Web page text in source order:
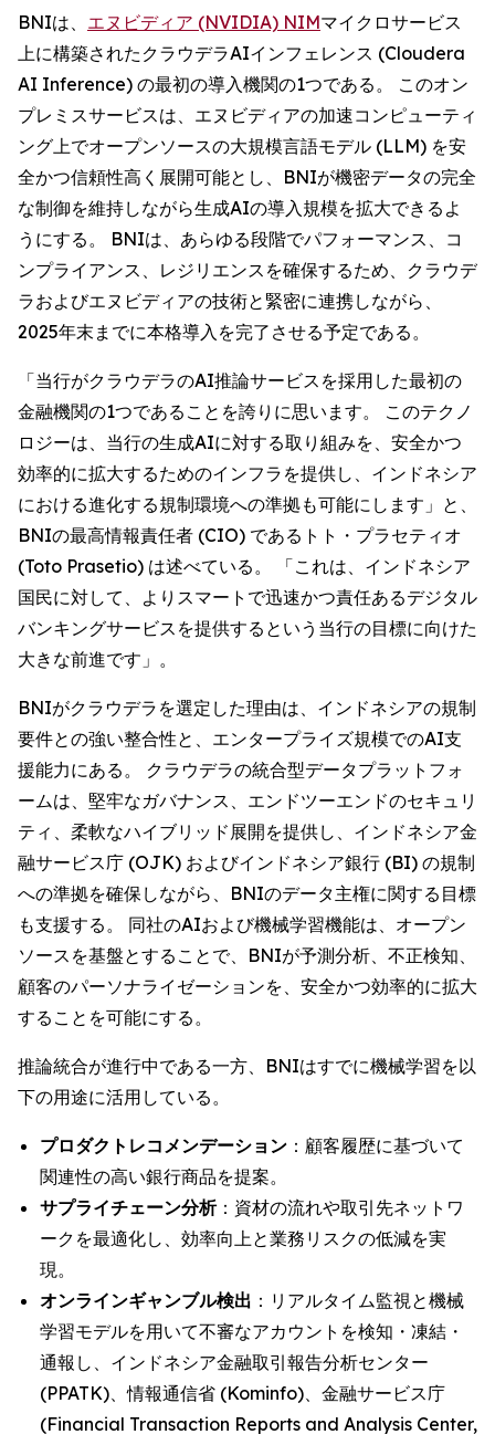
BNIは、 エヌビディア (NVIDIA) NIMマイクロサービス
上に構築されたクラウデラAIインフェレンス (Cloudera
AI Inference) の最初の導入機関の1つである。 このオン
プレミスサービスは、エヌビディアの加速コンピューティ
ング上でオープンソースの大規模言語モデル (LLM) を安
全かつ信頼性高く展開可能とし、BNIが機密データの完全
な制御を維持しながら生成AIの導入規模を拡大できるよ
うにする。 BNIは、あらゆる段階でパフォーマンス、コ
ンプライアンス、レジリエンスを確保するため、クラウデ
ラおよびエヌビディアの技術と緊密に連携しながら、
2025年末までに本格導入を完了させる予定である。
「当行がクラウデラのAI推論サービスを採用した最初の
金融機関の1つであることを誇りに思います。 このテクノ
ロジーは、当行の生成AIに対する取り組みを、安全かつ
効率的に拡大するためのインフラを提供し、インドネシア
における進化する規制環境への準拠も可能にします」と、
BNIの最高情報責任者 (CIO) であるトト・プラセティオ
(Toto Prasetio) は述べている。 「これは、インドネシア
国民に対して、よりスマートで迅速かつ責任あるデジタル
バンキングサービスを提供するという当行の目標に向けた
大きな前進です」。
BNIがクラウデラを選定した理由は、インドネシアの規制
要件との強い整合性と、エンタープライズ規模でのAI支
援能力にある。 クラウデラの統合型データプラットフォ
ームは、堅牢なガバナンス、エンドツーエンドのセキュリ
ティ、柔軟なハイブリッド展開を提供し、インドネシア金
融サービス庁 (OJK) およびインドネシア銀行 (BI) の規制
への準拠を確保しながら、BNIのデータ主権に関する目標
も支援する。 同社のAIおよび機械学習機能は、オープン
ソースを基盤とすることで、BNIが予測分析、不正検知、
顧客のパーソナライゼーションを、安全かつ効率的に拡大
することを可能にする。
推論統合が進行中である一方、BNIはすでに機械学習を以
下の用途に活用している。
プロダクトレコメンデーション ：顧客履歴に基づいて
関連性の高い銀行商品を提案。
サプライチェーン分析：資材の流れや取引先ネットワ
ークを最適化し、効率向上と業務リスクの低減を実
現。
オンラインギャンブル検出 ：リアルタイム監視と機械
学習モデルを用いて不審なアカウントを検知・凍結・
通報し、インドネシア金融取引報告分析センター
(PPATK)、情報通信省 (Kominfo)、金融サービス庁
(Financial Transaction Reports and Analysis Center,